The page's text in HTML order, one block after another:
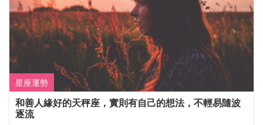
星座運勢
和善人緣好的天秤座，實則有自己的想法，不輕易隨波
逐流